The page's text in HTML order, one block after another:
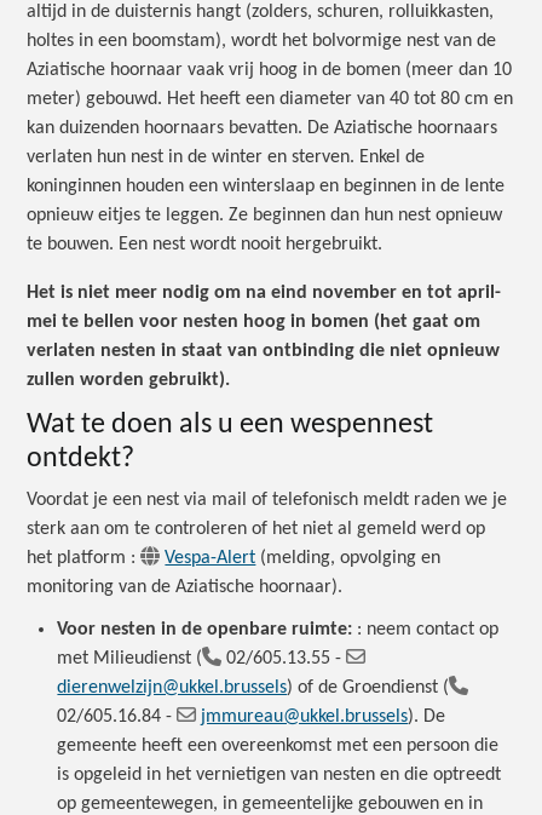
altijd in de duisternis hangt (zolders, schuren, rolluikkasten,
holtes in een boomstam), wordt het bolvormige nest van de
Aziatische hoornaar vaak vrij hoog in de bomen (meer dan 10
meter) gebouwd. Het heeft een diameter van 40 tot 80 cm en
kan duizenden hoornaars bevatten. De Aziatische hoornaars
verlaten hun nest in de winter en sterven. Enkel de
koninginnen houden een winterslaap en beginnen in de lente
opnieuw eitjes te leggen. Ze beginnen dan hun nest opnieuw
te bouwen. Een nest wordt nooit hergebruikt.
Het is niet meer nodig om na eind november en tot april-
mei te bellen voor nesten hoog in bomen (het gaat om
verlaten nesten in staat van ontbinding die niet opnieuw
zullen worden gebruikt).
Wat te doen als u een wespennest
ontdekt?
Voordat je een nest via mail of telefonisch meldt raden we je
sterk aan om te controleren of het niet al gemeld werd op
het platform :
Vespa-Alert (melding, opvolging en
monitoring van de Aziatische hoornaar).
Voor nesten in de openbare ruimte: : neem contact op
met Milieudienst (
02/605.13.55 -
dierenwelzijn@ukkel.brussels) of de Groendienst (
02/605.16.84 - jmmureau@ukkel.brussels). De
gemeente heeft een overeenkomst met een persoon die
is opgeleid in het vernietigen van nesten en die optreedt
op gemeentewegen, in gemeentelijke gebouwen en in